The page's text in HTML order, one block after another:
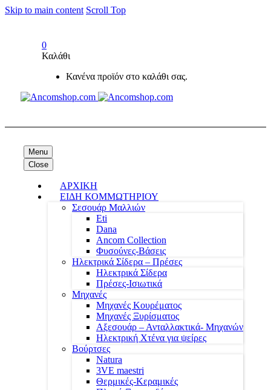
Skip to main content Scroll Top
0
Καλάθι
Κανένα προϊόν στο καλάθι σας.
Menu
Close
ΑΡΧΙΚΗ
ΕΙΔΗ ΚΟΜΜΩΤΗΡΙΟΥ
Σεσουάρ Μαλλιών
Eti
Dana
Ancom Collection
Φυσούνες-Βάσεις
Ηλεκτρικά Σίδερα – Πρέσες
Ηλεκτρικά Σίδερα
Πρέσες-Ισιωτικά
Μηχανές
Μηχανές Κουρέματος
Μηχανές Ξυρίσματος
Αξεσουάρ – Ανταλλακτικά- Μηχανών
Ηλεκτρική Χτένα για ψείρες
Βούρτσες
Natura
3VE maestri
Θερμικές-Κεραμικές